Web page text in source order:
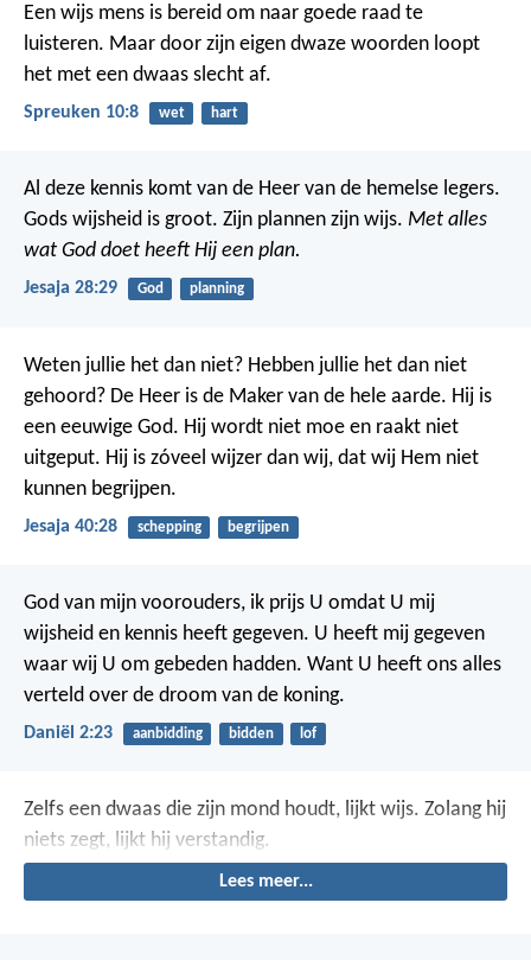
Een wijs mens is bereid om naar goede raad te
luisteren. Maar door zijn eigen dwaze woorden loopt
het met een dwaas slecht af.
Spreuken 10:8 wet hart
Al deze kennis komt van de Heer van de hemelse legers.
Gods wijsheid is groot. Zijn plannen zijn wijs. Met alles
wat God doet heeft Hij een plan.
Jesaja 28:29 God planning
Weten jullie het dan niet? Hebben jullie het dan niet
gehoord? De Heer is de Maker van de hele aarde. Hij is
een eeuwige God. Hij wordt niet moe en raakt niet
uitgeput. Hij is zóveel wijzer dan wij, dat wij Hem niet
kunnen begrijpen.
Jesaja 40:28 schepping begrijpen
God van mijn voorouders, ik prijs U omdat U mij
wijsheid en kennis heeft gegeven. U heeft mij gegeven
waar wij U om gebeden hadden. Want U heeft ons alles
verteld over de droom van de koning.
Daniël 2:23 aanbidding bidden lof
Zelfs een dwaas die zijn mond houdt, lijkt wijs. Zolang hij
niets zegt, lijkt hij verstandig.
Lees meer...